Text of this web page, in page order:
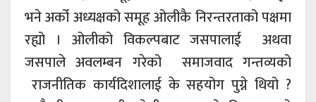
भने अर्को अध्यक्षको समूह ओलीकै निरन्तरताको पक्षमा
रह्यो । ओलीको विकल्पबाट जसपालाई अथवा
जसपाले अवलम्बन गरेको समाजवाद गन्तव्यको
राजनीतिक कार्यदिशालाई के सहयोग पुग्ने थियो ?